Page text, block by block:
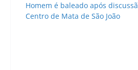
Homem é baleado após
Centro de Mata de São João